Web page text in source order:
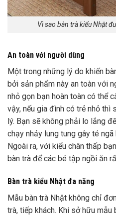
Vì sao bàn trà kiểu Nhật
An toàn với người dùng
Một trong những lý do khiến
bởi sản phẩm này an toàn với
nhỏ gọn bạn hoàn toàn có thể
vậy, nếu gia đình có trẻ nhỏ thì
lý. Bạn sẽ không phải lo lắng
chạy nhảy lung tung gây té
Ngoài ra, với kiểu chân thấp
bàn trà để các bé tập ngồi ăn
Bàn trà kiểu Nhật đa năng
Mẫu bàn trà Nhật không chỉ
trà, tiếp khách. Khi sở hữu mẫu